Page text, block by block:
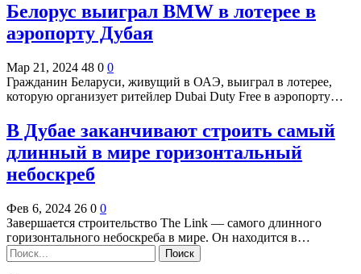
Белорус выиграл BMW в лотерее в
аэропорту Дубая
Мар 21, 2024 48 0 0
Гражданин Беларуси, живущий в ОАЭ, выиграл в лотерее,
которую организует ритейлер Dubai Duty Free в аэропорту…
В Дубае заканчивают строить самый
длинный в мире горизонтальный
небоскреб
Фев 6, 2024 26 0 0
Завершается строительство The Link — самого длинного
горизонтального небоскреба в мире. Он находится в…